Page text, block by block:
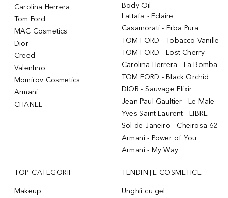
Carolina Herrera
Tom Ford
MAC Cosmetics
Dior
Creed
Valentino
Momirov Cosmetics
Armani
CHANEL
Body Oil
Lattafa - Eclaire
Casamorati - Erba Pura
TOM FORD - Tobacco Vanille
TOM FORD - Lost Cherry
Carolina Herrera - La Bomba
TOM FORD - Black Orchid
DIOR - Sauvage Elixir
Jean Paul Gaultier - Le Male
Yves Saint Laurent - LIBRE
Sol de Janeiro - Cheirosa 62
Armani - Power of You
Armani - My Way
TOP CATEGORII
Makeup
TENDINȚE COSMETICE
Unghii cu gel